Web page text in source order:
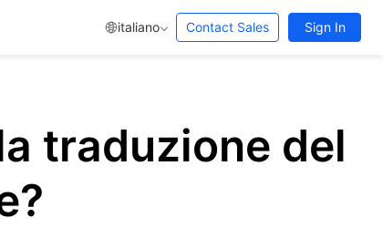
italiano Contact Sales Sign In
traduzione del